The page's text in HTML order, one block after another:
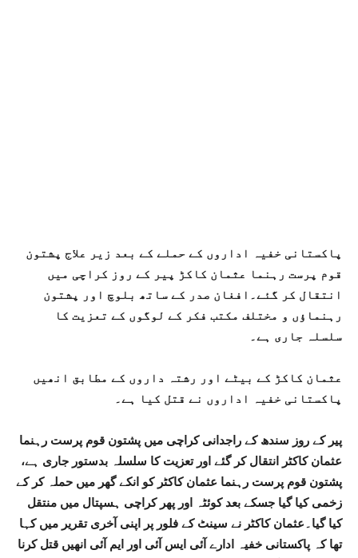
پاکستانی خفیہ اداروں کے حملے کے بعد زیر علاج پشتون
قوم پرست رہنما عثمان کاکڑ پیر کے روز کراچی میں
انتقال کر گئے۔افغان صدر کے ساتھ بلوچ اور پشتون
رہنماؤں و مختلف مکتب فکر کے لوگوں کے تعزیت کا
سلسلہ جاری ہے۔
عثمان کاکڑ کے بیٹے اور رشتہ داروں کے مطابق انھیں
پاکستانی خفیہ اداروں نے قتل کیا ہے۔
پیر کے روز سندھ کے راجدانی کراچی میں پشتون قوم پرست رہنما
عثمان کاکٹر انتقال کر گئے اور تعزیت کا سلسلہ بدستور جاری ہے،
پشتون قوم پرست رہنما عثمان کاکٹر کو انکے گھر میں حملہ کر کے
زخمی کیا گیا جسکے بعد کوئٹہ اور پھر کراچی ہسپتال میں منتقل
کیا گیا۔عثمان کاکٹر نے سینٹ کے فلور پر اپنی آخری تقریر میں کہا
تھا کہ پاکستانی خفیہ ادارے آئی ایس آئی اور ایم آئی انھیں قتل کرنا